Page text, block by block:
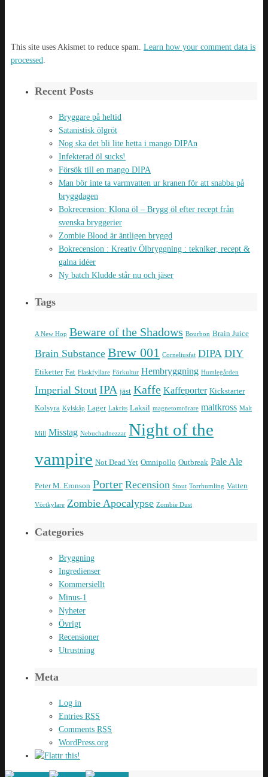
This site uses Akismet to reduce spam. Learn how your comment data is
processed
Recent Posts
Bryggare på heltid
Satanistisk ölgröt
Nog ska det bli lite hetta i mango DIPAn
Infekterad öl sucks!
Försök till en mango DIPA
Man bör inte ta varmvatten ur kranen för att snabba på
bryggdagen
Bokrecension: Klona öl – Brygg öl efter recept från
svenska bryggerier
Zombie Blood är äntligen bryggd
Bokrecension : Kreativ Ölbryggning : tekniker, recept &
galna idéer
Ny batch Kludde står nu och jäser
Tags
A New Hop Beware of the Shadows Bourbon Brain Juice
Brain Substance Brew 001 Corneliusfat DIPA DIY
Etiketter Fat Flaskfyllare Förkultur Hembryggning Humlegården
Imperial Stout IPA jäst Kaffe Kaffeporter Kickstarter
Kolsyra Kylskåp Lager Lakrits Laksil magnetomrörare maltkross Malt
Mill Misstag Nebuchadnezzar Night of the
vampire Not Dead Yet Omnipollo Outbreak Pale Ale
Peter M. Eronson Porter Recension Stout Torrhumling Vatten
Vörtkylare Zombie Apocalypse Zombie Dust
Categories
Bryggning
Ingredienser
Kommersiellt
Minus-1
Nyheter
Övrigt
Recensioner
Utrustning
Meta
Log in
Entries RSS
Comments RSS
WordPress.org